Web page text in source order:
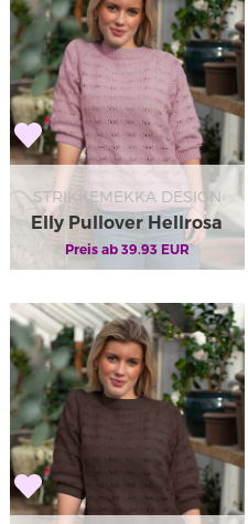
STRIKKEMEKKA DESIGN
Elly Pullover Hellrosa
Preis ab 39.93EUR